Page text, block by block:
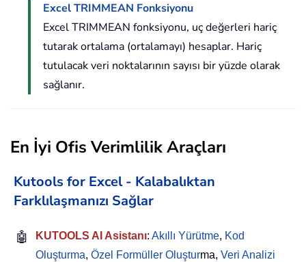
Excel TRIMMEAN Fonksiyonu
Excel TRIMMEAN fonksiyonu, uç değerleri hariç
tutarak ortalama (ortalamayı) hesaplar. Hariç
tutulacak veri noktalarının sayısı bir yüzde olarak
sağlanır.
En İyi Ofis Verimlilik Araçları
Kutools for Excel - Kalabalıktan
Farklılaşmanızı Sağlar
🤖 KUTOOLS AI Asistanı: Akıllı Yürütme, Kod
Oluşturma, Özel Formüller Oluşturma, Veri Analizi